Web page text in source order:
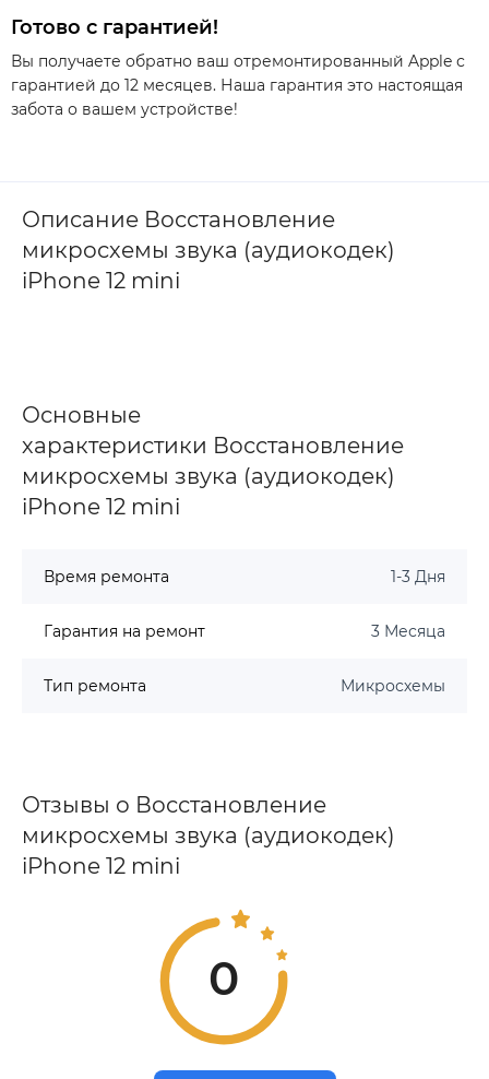
Готово с гарантией!
Вы получаете обратно ваш отремонтированный Apple с
гарантией до 12 месяцев. Наша гарантия это настоящая
забота о вашем устройстве!
Описание Восстановление
микросхемы звука (аудиокодек)
iPhone 12 mini
Основные
характеристики Восстановление
микросхемы звука (аудиокодек)
iPhone 12 mini
Время ремонта 1-3 Дня
Гарантия на ремонт 3 Месяца
Тип ремонта Микросхемы
Отзывы о Восстановление
микросхемы звука (аудиокодек)
iPhone 12 mini
0